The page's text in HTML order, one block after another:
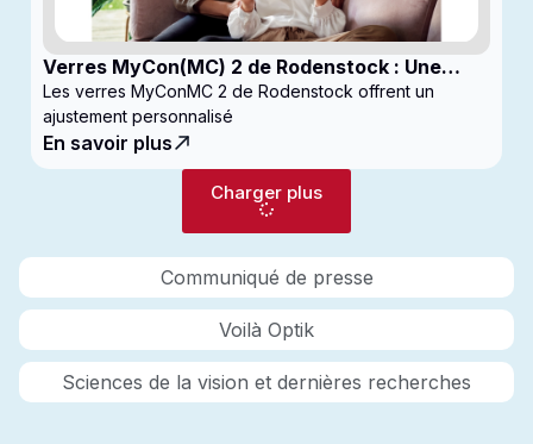
Communiqué de presse
Voilà Optik
Sciences de la vision et dernières recherches
Verres MyCon(MC) 2 de Rodenstock : Une
nouvelle génération de verres pour
enfantsconçus pour le contrôle de la myopie
Les verres MyConMC 2 de Rodenstock offrent un
ajustement personnalisé
En savoir plus
Charger plus